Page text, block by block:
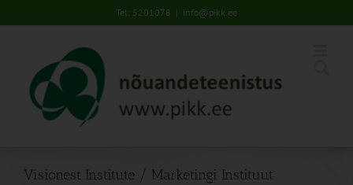
to
Tel: 5201078 | info@pikk.ee
Visionest Institute / Marketingi Instituut